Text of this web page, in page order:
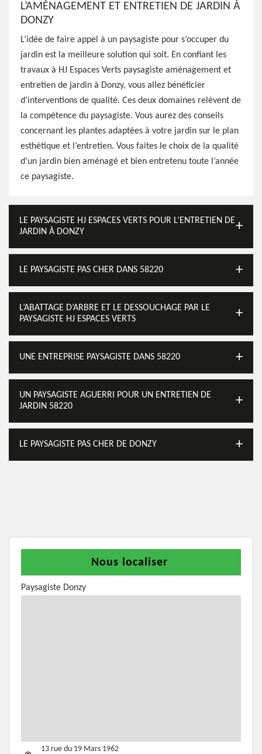
L’AMÉNAGEMENT ET ENTRETIEN DE JARDIN À
DONZY
L’idée de faire appel à un paysagiste pour s’occuper du
jardin est la meilleure solution qui soit. En confiant les
travaux à HJ Espaces Verts paysagiste aménagement et
entretien de jardin à Donzy, vous allez bénéficier
d’interventions de qualité. Ces deux domaines relèvent de
la compétence du paysagiste. Vous aurez des conseils
concernant les plantes adaptées à votre jardin sur le plan
esthétique et l’entretien. Vous faites le choix de la qualité
d’un jardin bien aménagé et bien entretenu toute l’année
ce paysagiste.
LE PAYSAGISTE HJ ESPACES VERTS POUR L’ENTRETIEN DE
JARDIN À DONZY
LE PAYSAGISTE PAS CHER DANS 58220
L’ABATTAGE D’ARBRE ET LE DESSOUCHAGE PAR LE
PAYSAGISTE HJ ESPACES VERTS
UNE ENTREPRISE PAYSAGISTE DANS 58220
UN PAYSAGISTE AGUERRI POUR UN ENTRETIEN DE
JARDIN 58220
LE PAYSAGISTE PAS CHER DE DONZY
Nous localiser
Paysagiste Donzy
13 rue du 19 Mars 1962